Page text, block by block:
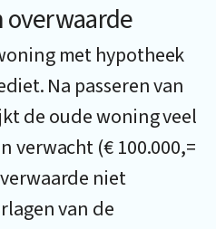
met hypotheek
Na passeren van
de oude woning veel
verwacht (€ 100.000,=
niet
van de